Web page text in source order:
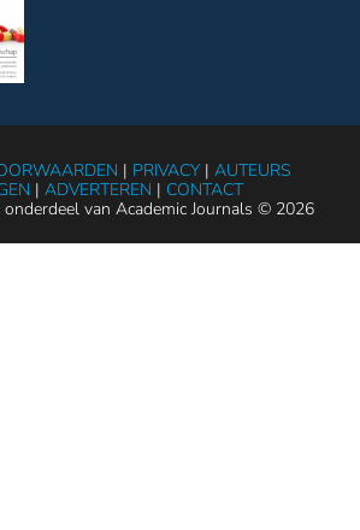
| PRIVACY | AUTEURS
| ADVERTEREN | CONTACT
van Academic Journals © 2026